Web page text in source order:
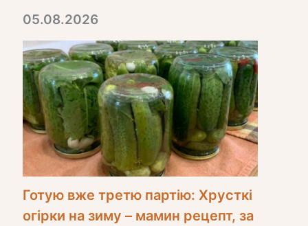
05.08.2026
Готую вже третю партію: Хрусткі
огірки на зиму – мамин рецепт, за